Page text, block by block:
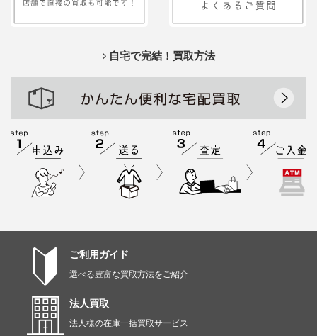
自宅で完結！買取方法
ご利用ガイド
選べる豊富な買取方法をご紹介
法人買取
法人様の在庫一括買取サービス